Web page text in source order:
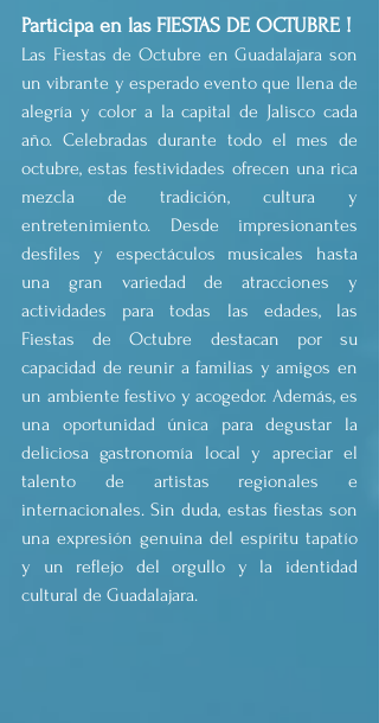
Participa en las FIESTAS DE OCTUBRE !
Las Fiestas de Octubre en Guadalajara son
un vibrante y esperado evento que llena de
alegría y color a la capital de Jalisco cada
año. Celebradas durante todo el mes de
octubre, estas festividades ofrecen una rica
mezcla de tradición, cultura y
entretenimiento. Desde impresionantes
desfiles y espectáculos musicales hasta
una gran variedad de atracciones y
actividades para todas las edades, las
Fiestas de Octubre destacan por su
capacidad de reunir a familias y amigos en
un ambiente festivo y acogedor. Además, es
una oportunidad única para degustar la
deliciosa gastronomía local y apreciar el
talento de artistas regionales e
internacionales. Sin duda, estas fiestas son
una expresión genuina del espíritu tapatío
y un reflejo del orgullo y la identidad
cultural de Guadalajara.